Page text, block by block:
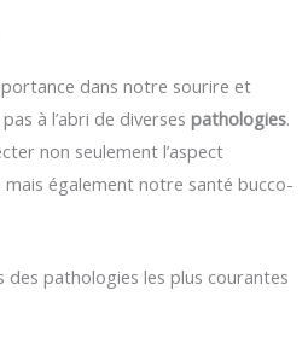
dans notre sourire et
à l’abri de diverses pathologies.
non seulement l’aspect
également notre santé bucco-
des pathologies les plus courantes